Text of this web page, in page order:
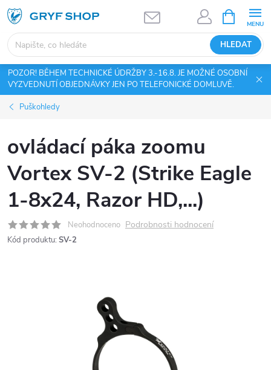
Přejít
na
obsah
HLEDAT
NÁKUPNÍ
KOŠÍK
POZOR! BĚHEM TECHNICKÉ ÚDRŽBY 3.-16.8. JE MOŽNÉ OSOBNÍ
VYZVEDNUTÍ OBJEDNÁVKY JEN PO TELEFONICKÉ DOMLUVĚ.
Puškohledy
ovládací páka zoomu
Vortex SV-2 (Strike Eagle
1-8x24, Razor HD,...)
Neohodnoceno Podrobnosti hodnocení
Kód produktu: SV-2